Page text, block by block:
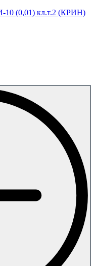
10 (0,01) кл.т.2 (КРИН)